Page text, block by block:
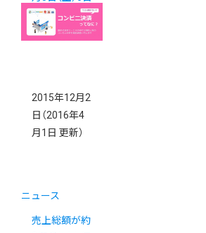
（日 ）
2015年12月2
日 （2016年4
月1日 更新）
ニュース
売上総額が約